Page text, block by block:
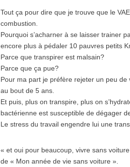
Tout ça pour dire que je trouve que le
combustion.
Pourquoi s’acharner à se laisser trainer
encore plus à pédaler 10 pauvres petits
Parce que transpirer est malsain?
Parce que ça pue?
Pour ma part je préfère rejeter un peu de
au bout de 5 ans.
Et puis, plus on transpire, plus on
bactérienne est susceptible de dégager
Le stress du travail engendre lui une
« et oui pour beaucoup, vivre sans
de « Mon année de vie sans voiture ».